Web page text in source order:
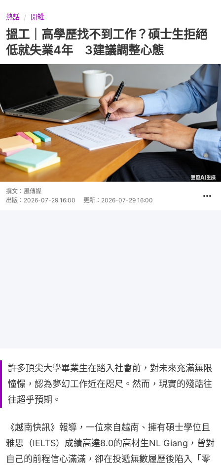
熱話 開罐
搵工｜高學歷找不到工作？碩士生拒絕
低就失業4年 3建議調整心態
撰文： 風傳媒
出版： 2026-07-29 16:00 更新： 2026-07-29 16:00
許多頂尖大學畢業生在踏入社會前，對未來充滿無限
憧憬，認為夢幻工作近在咫尺。然而，現實的殘酷往
往超乎預期。
《越南快訊》報導，一位來自越南、擁有碩士學位且
雅思（IELTS）成績高達8.0的高材生NL Giang，曾對
自己的前程信心滿滿，卻在投遞無數履歷後陷入「零